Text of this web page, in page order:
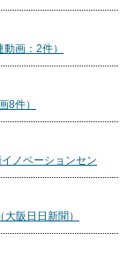
画：2件）
8件）
ノベーションセン
阪日日新聞）